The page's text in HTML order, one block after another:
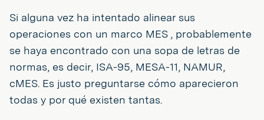
Si alguna vez ha intentado alinear sus
operaciones con un marco MES , probablemente
se haya encontrado con una sopa de letras de
normas, es decir, ISA-95, MESA-11, NAMUR,
cMES. Es justo preguntarse cómo aparecieron
todas y por qué existen tantas.